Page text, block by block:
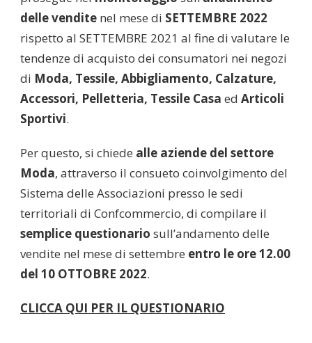
delle vendite nel mese di SETTEMBRE 2022
rispetto al SETTEMBRE 2021 al fine di valutare le
tendenze di acquisto dei consumatori nei negozi
di Moda, Tessile, Abbigliamento, Calzature,
Accessori, Pelletteria, Tessile Casa ed Articoli
Sportivi.
Per questo, si chiede alle aziende del settore
Moda, attraverso il consueto coinvolgimento del
Sistema delle Associazioni presso le sedi
territoriali di Confcommercio, di compilare il
semplice questionario sull’andamento delle
vendite nel mese di settembre entro le ore 12.00
del 10 OTTOBRE 2022.
CLICCA QUI PER IL QUESTIONARIO